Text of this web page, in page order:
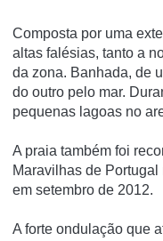
Composta por uma
altas falésias, tanto a
da zona. Banhada, de
do outro pelo mar.
pequenas lagoas no
A praia também foi
Maravilhas de
em setembro de 2012.
A forte ondulação que